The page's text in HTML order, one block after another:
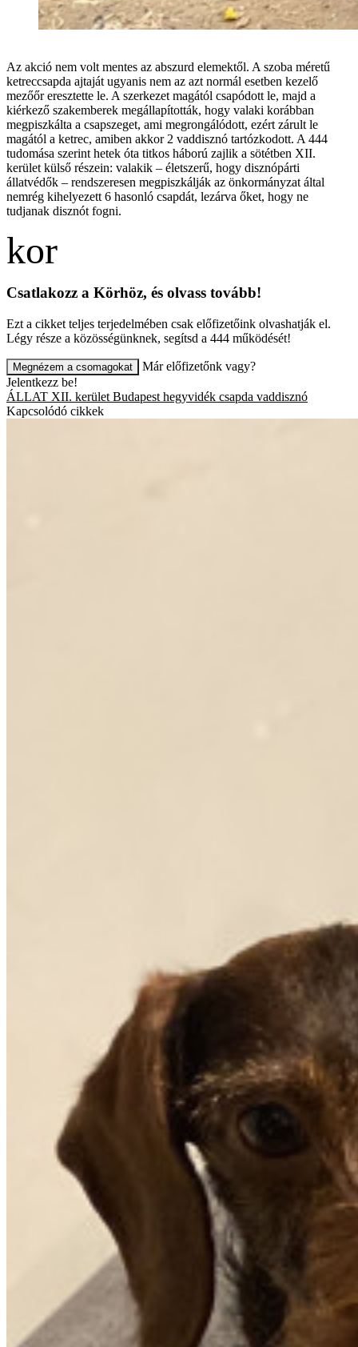
Az akció nem volt mentes az abszurd elemektől. A szoba méretű
ketreccsapda ajtaját ugyanis nem az azt normál esetben kezelő
mezőőr eresztette le. A szerkezet magától csapódott le, majd a
kiérkező szakemberek megállapították, hogy valaki korábban
megpiszkálta a csapszeget, ami megrongálódott, ezért zárult le
magától a ketrec, amiben akkor 2 vaddisznó tartózkodott. A 444
tudomása szerint hetek óta titkos háború zajlik a sötétben XII.
kerület külső részein: valakik – életszerű, hogy disznópárti
állatvédők – rendszeresen megpiszkálják az önkormányzat által
nemrég kihelyezett 6 hasonló csapdát, lezárva őket, hogy ne
tudjanak disznót fogni.
Csatlakozz a Körhöz, és olvass tovább!
Ezt a cikket teljes terjedelmében csak előfizetőink olvashatják el.
Légy része a közösségünknek, segítsd a 444 működését!
Megnézem a csomagokat
Már előfizetőnk vagy?
Jelentkezz be!
ÁLLAT XII. kerület Budapest hegyvidék csapda vaddisznó
Kapcsolódó cikkek